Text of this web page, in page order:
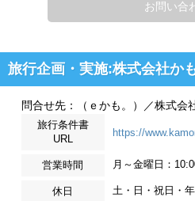
お問い合
旅行企画・実施:株式会社か
問合せ先：（ｅかも。）／株式会
旅行条件書
URL
https://
営業時間 月～金曜日：
休日 土・日・祝日・